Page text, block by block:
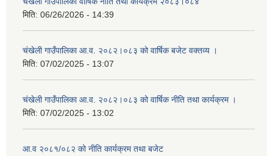
मिति: 06/26/2026 - 14:39
चंखेली गाउँपालिका आ.व. २०८२।०८३ को वार्षिक बजेट वक्तव्य ।
मिति: 07/02/2025 - 13:07
चंखेली गाउँपालिका आ.व. २०८२।०८३ को वार्षिक नीति तथा कार्यक्रम ।
मिति: 07/02/2025 - 13:02
आ.व २०८१/०८२ को नीति कार्यक्रम तथा बजेट